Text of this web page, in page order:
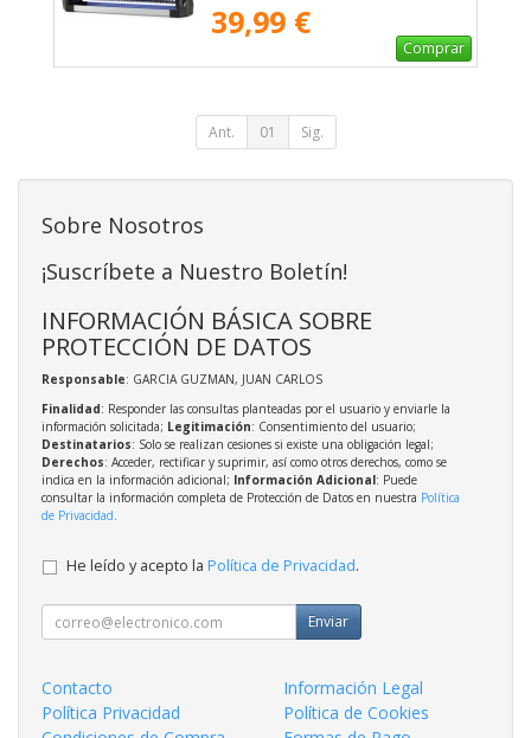
39,99 €
Comprar
Ant. 01 Sig.
Sobre Nosotros
¡Suscríbete a Nuestro Boletín!
INFORMACIÓN BÁSICA SOBRE
PROTECCIÓN DE DATOS
Responsable: GARCIA GUZMAN, JUAN CARLOS
Finalidad: Responder las consultas planteadas por el usuario y enviarle la
información solicitada; Legitimación: Consentimiento del usuario;
Destinatarios: Solo se realizan cesiones si existe una obligación legal;
Derechos: Acceder, rectificar y suprimir, así como otros derechos, como se
indica en la información adicional; Información Adicional: Puede
consultar la información completa de Protección de Datos en nuestra Política
de Privacidad.
He leído y acepto la Política de Privacidad.
Enviar
Contacto
Información Legal
Política Privacidad
Política de Cookies